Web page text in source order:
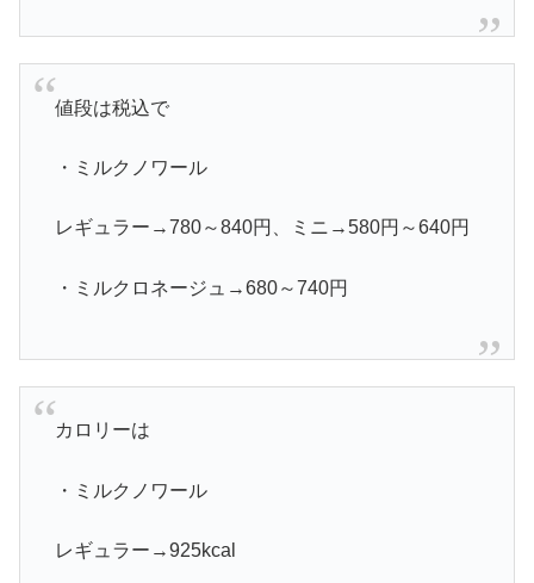
値段は税込で
・ミルクノワール
レギュラー→780～840円、ミニ→580円～640円
・ミルクロネージュ→680～740円
カロリーは
・ミルクノワール
レギュラー→925kcal